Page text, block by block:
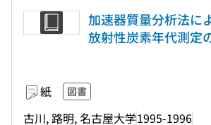
加速器質量分析法に
放射性炭素年代測定
紙 図書
古川, 路明, 名古屋大学1995-1996